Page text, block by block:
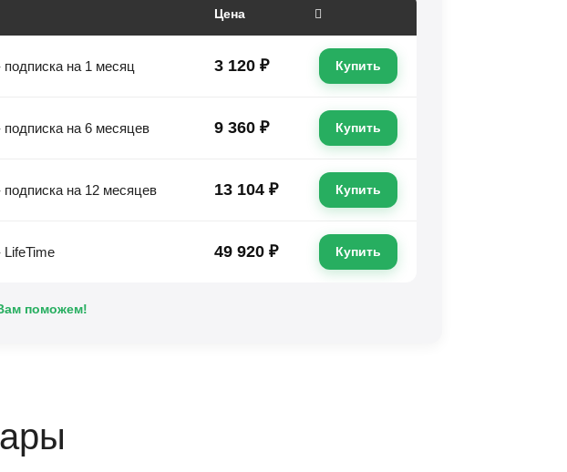
Цена
на 1 месяц 3 120 ₽ Купить
на 6 месяцев 9 360 ₽ Купить
на 12 месяцев 13 104 ₽ Купить
LifeTime 49 920 ₽ Купить
поможем!